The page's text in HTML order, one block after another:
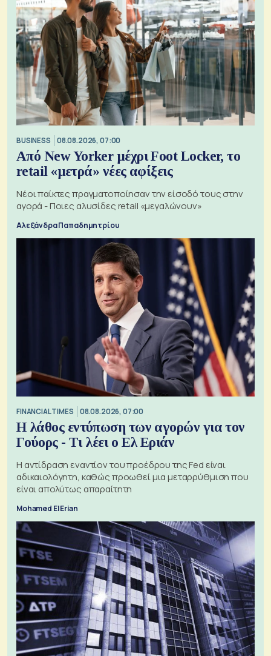
BUSINESS 08.08.2026, 07:00
Από New Yorker μέχρι Foot Locker, το
retail «μετρά» νέες αφίξεις
Νέοι παίκτες πραγματοποίησαν την είσοδό τους στην
αγορά - Ποιες αλυσίδες retail «μεγαλώνουν»
Αλεξάνδρα Παπαδημητρίου
FINANCIAL TIMES 08.08.2026, 07:00
Η λάθος εντύπωση των αγορών για τον
Γούορς - Τι λέει ο Ελ Εριάν
Η αντίδραση εναντίον του προέδρου της Fed είναι
αδικαιολόγητη, καθώς προωθεί μια μεταρρύθμιση που
είναι απολύτως απαραίτητη
Mohamed El Erian